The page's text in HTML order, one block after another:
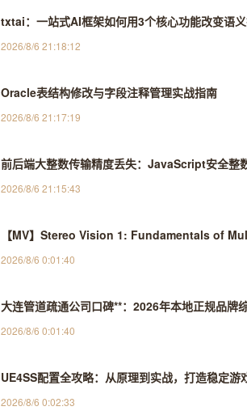
txtai：一站式AI框架如何用3个核心功能改变语
2026/8/6 21:18:12
Oracle表结构修改与字段注释管理实战指南
2026/8/6 21:17:19
前后端大整数传输精度丢失：JavaScript安全整
2026/8/6 21:15:43
【MV】Stereo Vision 1: Fundamentals of
2026/8/6 0:01:40
大连管道疏通公司口碑**：2026年本地正规品牌
2026/8/6 0:01:40
UE4SS配置全攻略：从原理到实战，打造稳定游
2026/8/6 0:02:33